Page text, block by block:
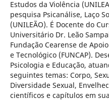
Estudos da Violência
pesquisa Psicanálise, Laço
(UNILEÃO). É Docente do
Universitário Dr. Leão
Fundação Cearense de
e Tecnológico (FUNCAP).
Psicologia e Educação,
seguintes temas: Corpo,
Diversidade Sexual,
científicos e capítulos em